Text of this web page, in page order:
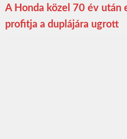
A Honda közel 70 év után
profitja a duplájára ugrott